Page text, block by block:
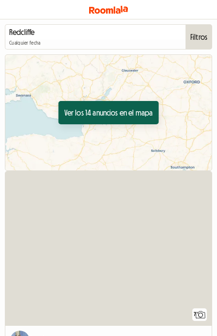
Cualquier fecha
Filtros
Ver los 14 anuncios en el mapa
7